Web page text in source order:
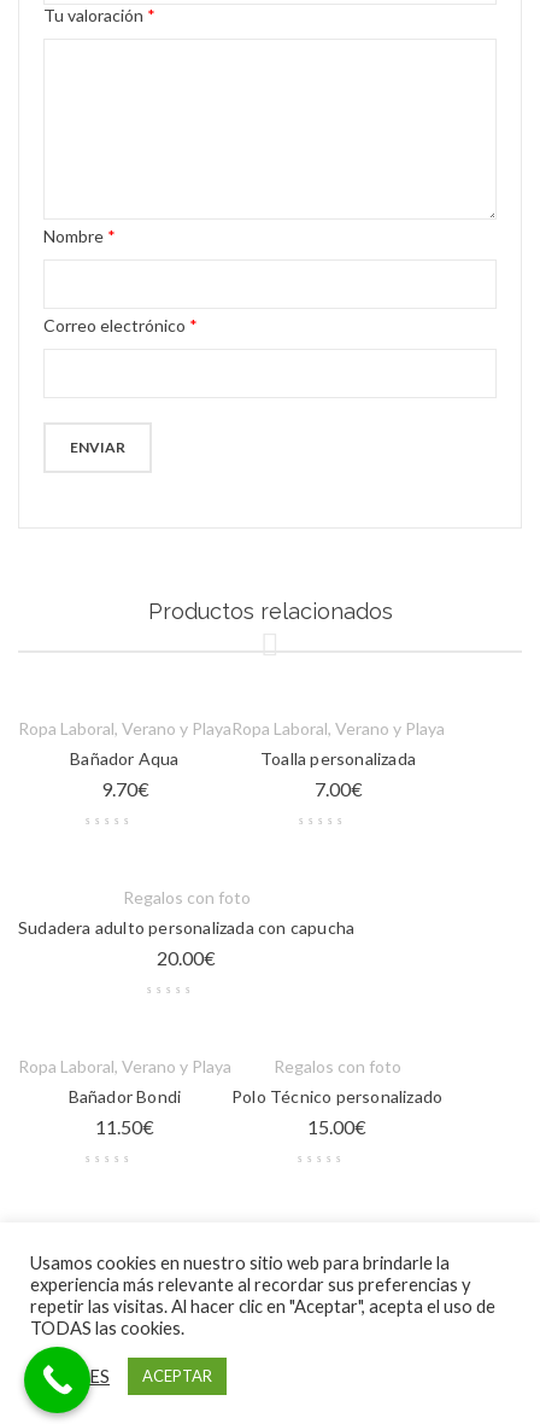
Tu valoración *
Nombre *
Correo electrónico *
Productos relacionados
Ropa Laboral, Verano y Playa
Bañador Aqua
9.70€
Ropa Laboral, Verano y Playa
Toalla personalizada
7.00€
Regalos con foto
Sudadera adulto personalizada con capucha
20.00€
Ropa Laboral, Verano y Playa
Bañador Bondi
11.50€
Regalos con foto
Polo Técnico personalizado
15.00€
Pantalón sport Adelpho
20.50€
Usamos cookies en nuestro sitio web para brindarle la
experiencia más relevante al recordar sus preferencias y
repetir las visitas. Al hacer clic en "Aceptar", acepta el uso de
TODAS las cookies.
AJUSTES ACEPTAR